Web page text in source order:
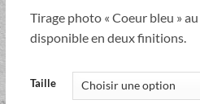
Tirage photo « Coeur bleu »
disponible en deux finitions.
Taille